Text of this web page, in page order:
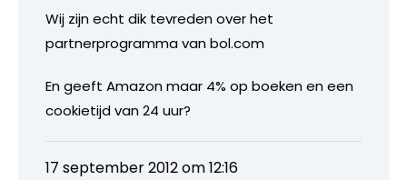
Wij zijn echt dik tevreden over het
partnerprogramma van bol.com
En geeft Amazon maar 4% op boeken en een
cookietijd van 24 uur?
17 september 2012 om 12:16